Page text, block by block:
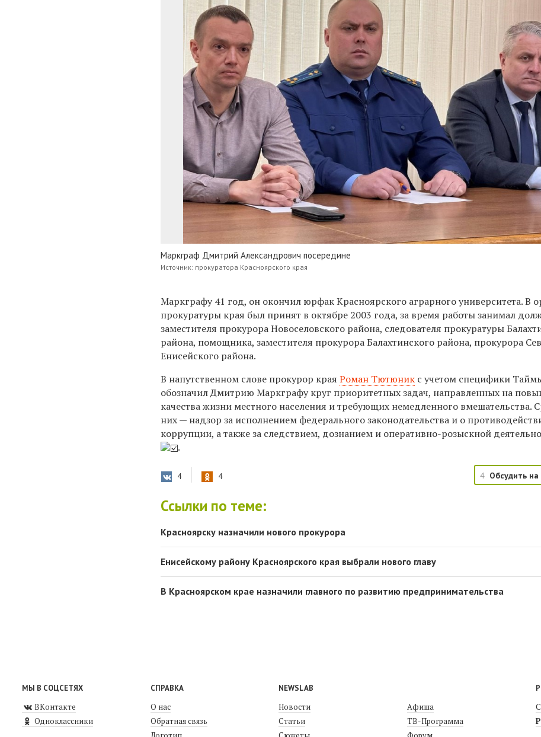
Маркграф Дмитрий Александрович посередине
Источник: прокуратора Красноярского края
Маркграфу 41 год, он окончил юрфак Красноярского аграрного университета. В
прокуратуры края был принят в октябре 2003 года, за время работы занимал
заместителя прокурора Новоселовского района, следователя прокуратуры
района, помощника, заместителя прокурора Балахтинского района, прокурора
Енисейского района.
В напутственном слове прокурор краяРоман Тютюник с учетом специфики
обозначилДмитрию Маркграфукруг приоритетных задач, направленных на
качества жизни местного населения и требующих немедленного вмешательства.
них — надзор за исполнением федерального законодательства и о
коррупции, а также за следствием, дознанием и оперативно-розыскной
.
4 4 4 Обсудить
Ссылки по теме:
Красноярску назначили нового прокурора
Енисейскому району Красноярского края выбрали нового главу
В Красноярском крае назначили главного по развитию предпринимательства
МЫ В СОЦСЕТЯХ
ВКонтакте
Одноклассники
СПРАВКА
О нас
Обратная связь
NEWSLAB
Новости
Статьи
Афиша
ТВ-Программа